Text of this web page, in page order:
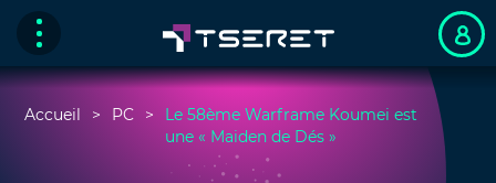
Accueil PC
Le 58ème Warframe Koumei est
une « Maiden de Dés »